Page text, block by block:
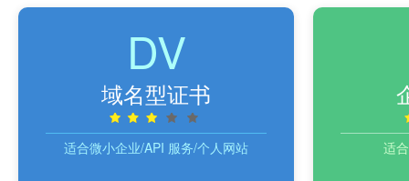
DV
域名型证书
适合微小企业/API 服务/个人网站 适